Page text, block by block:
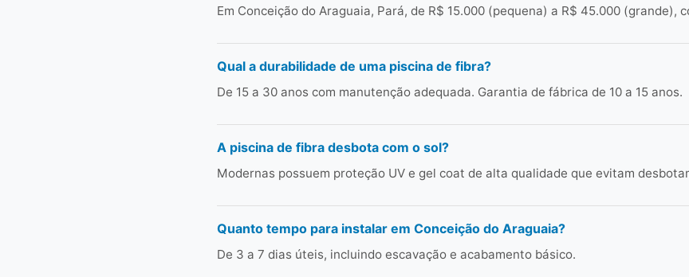
Em Conceição do Araguaia, Pará, de R$ 15.000 (pequena) a R$ 45.000 (grande),
Qual a durabilidade de uma piscina de fibra?
De 15 a 30 anos com manutenção adequada. Garantia de fábrica de 10 a 15 anos.
A piscina de fibra desbota com o sol?
Modernas possuem proteção UV e gel coat de alta qualidade que evitam
Quanto tempo para instalar em Conceição do Araguaia?
De 3 a 7 dias úteis, incluindo escavação e acabamento básico.